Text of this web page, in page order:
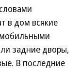
в дом всякие
задние дворы,
В последние